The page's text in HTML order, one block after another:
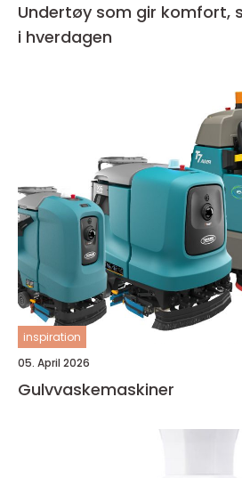
Undertøy som gir komfort,
i hverdagen
inspiration
05. April 2026
Gulvvaskemaskiner